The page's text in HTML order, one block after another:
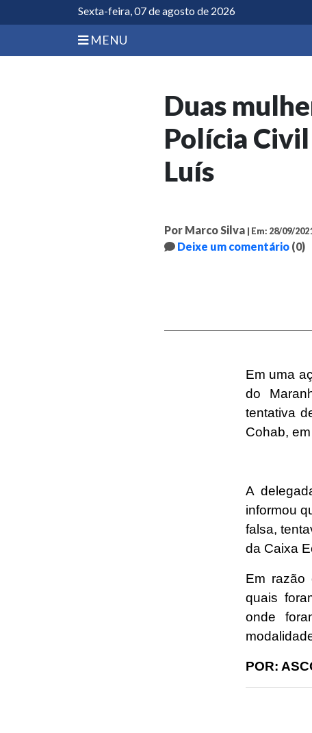
Sexta-feira, 07 de agosto de 2026
MENU
Duas
Polícia
Luís
Por Marco Silva | Em: 28/09/
Deixe um comentário (0)
Em uma
do
tentativa
Cohab,
A
informou
falsa,
da Caixa
Em razão
quais
onde
POR: